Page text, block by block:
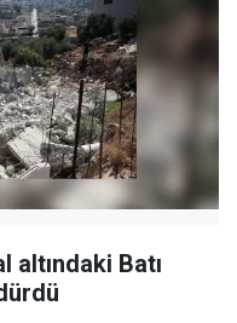
altındaki Batı